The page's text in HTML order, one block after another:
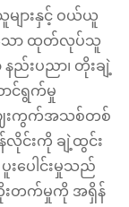
သူများနှင့် ဝယ်ယူ
သော ထုတ်လုပ်သူ
ည်းပညာ၊ တိုးချဲ့
ာင်ရွက်မှု
ေးကွက်အသစ်တစ်
လိုင်းကို ချဲ့ထွင်း
းပေါင်းမှုသည်
တိုးတက်မှုကို အရှိန်